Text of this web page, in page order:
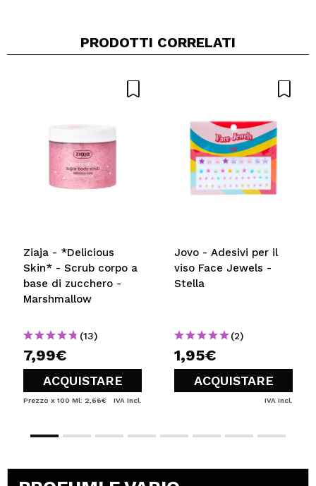
PRODOTTI CORRELATI
Ziaja - *Delicious
Skin* - Scrub corpo a
base di zucchero -
Marshmallow
(13)
7,99€
ACQUISTARE
Prezzo x 100 Ml: 2,66€ IVA Incl.
Jovo - Adesivi per il
viso Face Jewels -
Stella
(2)
1,95€
ACQUISTARE
IVA Incl.